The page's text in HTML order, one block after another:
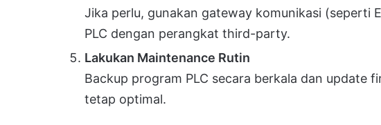
Jika perlu, gunakan gateway komunikasi (seperti
PLC dengan perangkat third-party.
Lakukan Maintenance Rutin
Backup program PLC secara berkala dan update
tetap optimal.